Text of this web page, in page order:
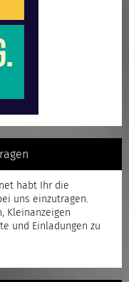
habt Ihr die
uns einzutragen.
Kleinanzeigen
und Einladungen zu